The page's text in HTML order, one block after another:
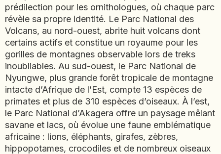
EMIRATS ARABES UNIS
EQUATEUR
ERYTHRÉE
ESTONIE
ETHIOPIE
GEORGIE
GHANA
GRÈCE
GUATEMALA
GUINÉE-BISSAU
GUINÉE CONAKRY
prédilection pour les ornithologues, où chaque parc
révèle sa propre identité. Le Parc National des
Volcans, au nord-ouest, abrite huit volcans dont
certains actifs et constitue un royaume pour les
gorilles de montagnes observable lors de treks
inoubliables. Au sud-ouest, le Parc National de
Nyungwe, plus grande forêt tropicale de montagne
intacte d’Afrique de l’Est, compte 13 espèces de
primates et plus de 310 espèces d’oiseaux. À l’est,
le Parc National d’Akagera offre un paysage mêlant
savane et lacs, où évolue une faune emblématique
africaine : lions, éléphants, girafes, zèbres,
hippopotames, crocodiles et de nombreux oiseaux